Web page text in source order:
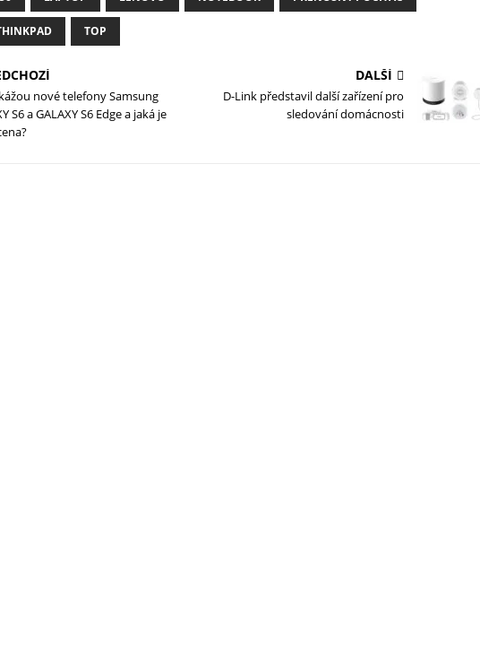
TOP
nové telefony Samsung
S6 a GALAXY S6 Edge a jaká je
DALŠÍ
D-Link představil další zařízení pro
sledování domácnosti